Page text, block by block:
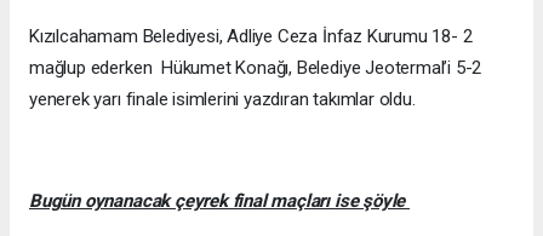
Kızılcahamam Belediyesi, Adliye Ceza İnfaz Kurumu 18- 2
mağlup ederken Hükumet Konağı, Belediye Jeotermal’i 5-2
yenerek yarı finale isimlerini yazdıran takımlar oldu.
Bugün oynanacak çeyrek final maçları ise şöyle